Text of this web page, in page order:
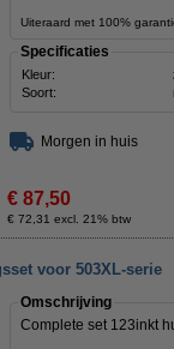
Uiteraard met 100%
Specificaties
Kleur:
Soort:
Morgen in huis
€ 87,50
€ 72,31 excl. 21% btw
voor 503XL-serie
Omschrijving
Complete set 123inkt